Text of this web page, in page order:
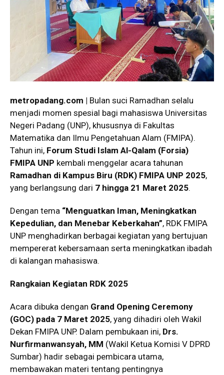
metropadang.com | Bulan suci Ramadhan selalu
menjadi momen spesial bagi mahasiswa Universitas
Negeri Padang (UNP), khususnya di Fakultas
Matematika dan Ilmu Pengetahuan Alam (FMIPA).
Tahun ini, Forum Studi Islam Al-Qalam (Forsia)
FMIPA UNP kembali menggelar acara tahunan
Ramadhan di Kampus Biru (RDK) FMIPA UNP 2025,
yang berlangsung dari 7 hingga 21 Maret 2025.
Dengan tema “Menguatkan Iman, Meningkatkan
Kepedulian, dan Menebar Keberkahan”, RDK FMIPA
UNP menghadirkan berbagai kegiatan yang bertujuan
mempererat kebersamaan serta meningkatkan ibadah
di kalangan mahasiswa.
Rangkaian Kegiatan RDK 2025
Acara dibuka dengan Grand Opening Ceremony
(GOC) pada 7 Maret 2025, yang dihadiri oleh Wakil
Dekan FMIPA UNP. Dalam pembukaan ini, Drs.
Nurfirmanwansyah, MM (Wakil Ketua Komisi V DPRD
Sumbar) hadir sebagai pembicara utama,
membawakan materi tentang pentingnya